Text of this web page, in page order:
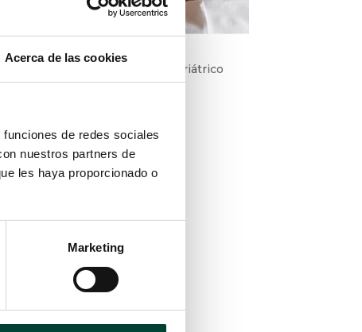
Acerca de las cookies
de redes sociales
nuestros partners de
les haya proporcionado o
Marketing
Caso clínico – Paciente DIVA geriátrico